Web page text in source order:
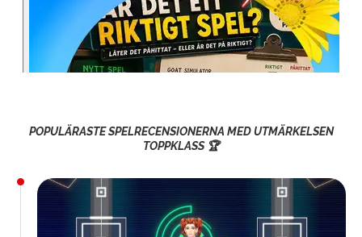
POPULÄRASTE SPELRECENSIONERNA MED UTMÄRKELSEN
TOPPKLASS 🏆